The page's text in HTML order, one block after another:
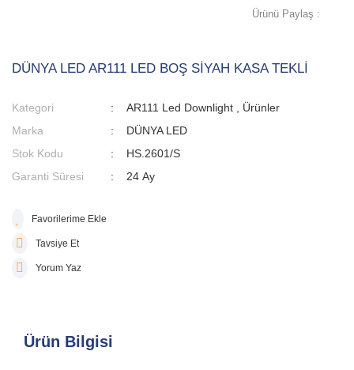
Ürünü Paylaş :
DÜNYA LED AR111 LED BOŞ SİYAH KASA TEKLİ
Kategori AR111 Led Downlight
Ürünler
Marka
DÜNYA LED
Stok Kodu
HS.2601/S
Garanti Süresi
24 Ay
Tavsiye Et
Yorum Yaz
Ürün Bilgisi